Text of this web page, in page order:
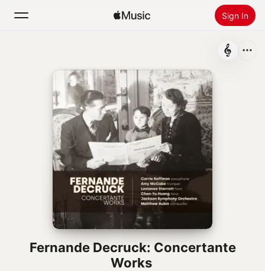
Sign In
Radio
Install Apple Music
Fernande Decruck: Concertante
Works